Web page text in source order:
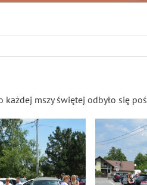
każdej mszy świętej odbyło się